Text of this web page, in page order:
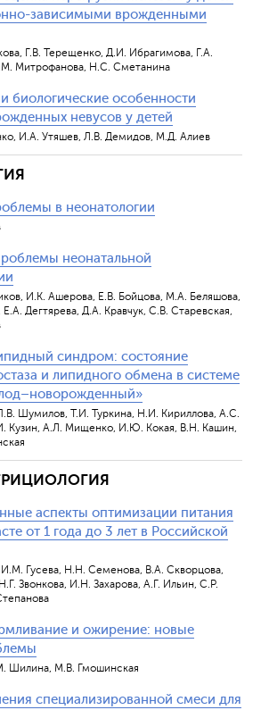
зависимыми врожденными
Г.В. Терещенко, Д.И. Ибрагимова, Г.А.
Митрофанова, Н.С. Сметанина
биологические особенности
невусов у детей
И.А. Утяшев, Л.В. Демидов, М.Д. Алиев
в неонатологии
неонатальной
И.К. Ашерова, Е.В. Бойцова, М.А. Беляшова,
Дегтярева, Д.А. Кравчук, С.В. Старевская,
синдром: состояние
и липидного обмена в системе
Шумилов, Т.И. Туркина, Н.И. Кириллова, А.С.
Кузин, А.Л. Мищенко, И.Ю. Кокая, В.Н. Кашин,
аспекты оптимизации питания
от 1 года до 3 лет в Российской
Гусева, Н.Н. Семенова, В.А. Скворцова,
Звонкова, И.Н. Захарова, А.Г. Ильин, С.Р.
и ожирение: новые
Шилина, М.В. Гмошинская
специализированной смеси для